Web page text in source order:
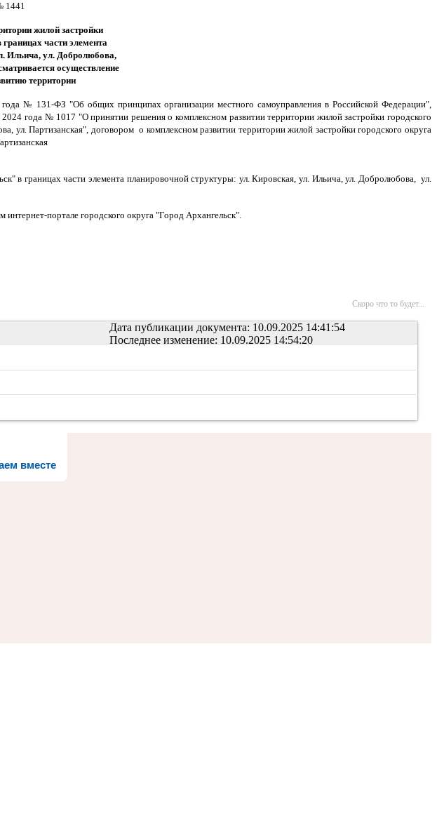
1441
жилой застройки
части элемента
Ильича, ул. Добролюбова,
осуществление
территории
№ 131-ФЗ "Об общих принципах организации местного самоуправления в Российской Федерации",
года № 1017 "О принятии решения о комплексном развитии территории жилой застройки городского
ул. Партизанская", договором о комплексном развитии территории жилой застройки городского округа
в границах части элемента планировочной структуры: ул. Кировская, ул. Ильича, ул. Добролюбова, ул.
портале городского округа "Город Архангельск".
Скоро что то будет...
Дата публикации документа: 10.09.2025 14:41:54
Последнее изменение: 10.09.2025 14:54:20
вместе